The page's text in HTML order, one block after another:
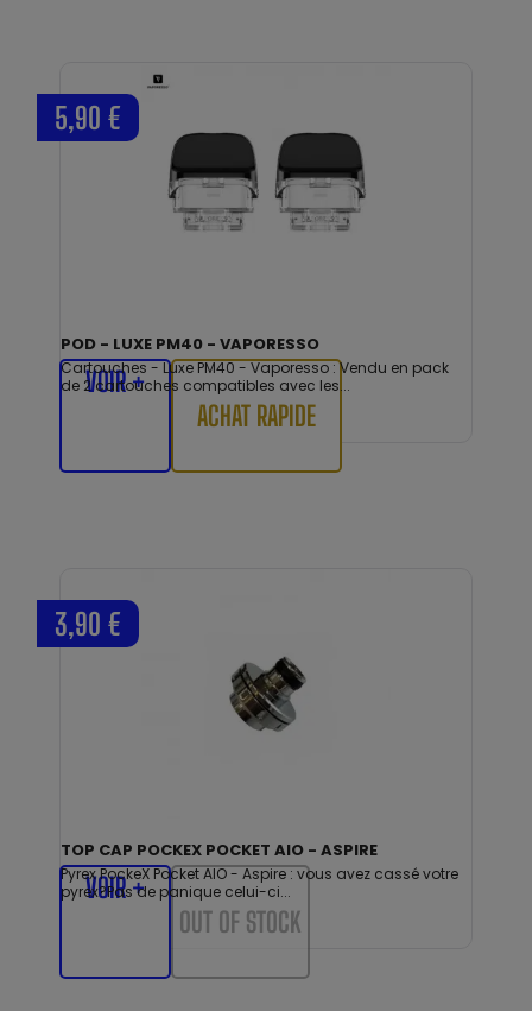
POD - LUXE PM40 - VAPORESSO
Cartouches - Luxe PM40 - Vaporesso : Vendu en pack
de 2 cartouches compatibles avec les...
5,90 €
VOIR +
ACHAT RAPIDE
TOP CAP POCKEX POCKET AIO - ASPIRE
Pyrex PockeX Pocket AIO - Aspire : vous avez cassé votre
pyrex?Pas de panique celui-ci...
3,90 €
VOIR +
OUT OF STOCK